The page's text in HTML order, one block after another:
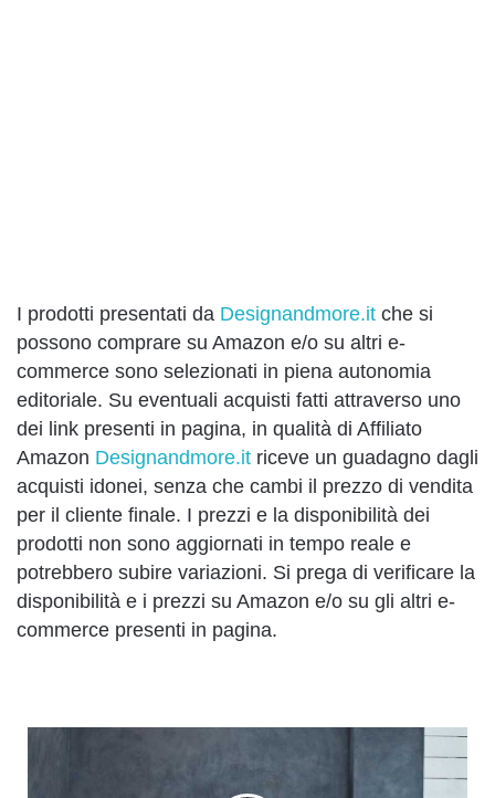
I prodotti presentati da Designandmore.it che si
possono comprare su Amazon e/o su altri e-
commerce sono selezionati in piena autonomia
editoriale. Su eventuali acquisti fatti attraverso uno
dei link presenti in pagina, in qualità di Affiliato
Amazon Designandmore.it riceve un guadagno dagli
acquisti idonei, senza che cambi il prezzo di vendita
per il cliente finale. I prezzi e la disponibilità dei
prodotti non sono aggiornati in tempo reale e
potrebbero subire variazioni. Si prega di verificare la
disponibilità e i prezzi su Amazon e/o su gli altri e-
commerce presenti in pagina.